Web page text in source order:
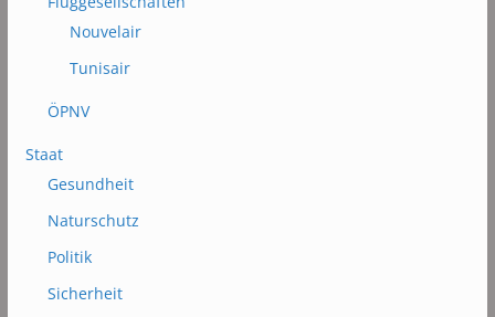
Nouvelair
Tunisair
ÖPNV
Staat
Gesundheit
Naturschutz
Politik
Sicherheit